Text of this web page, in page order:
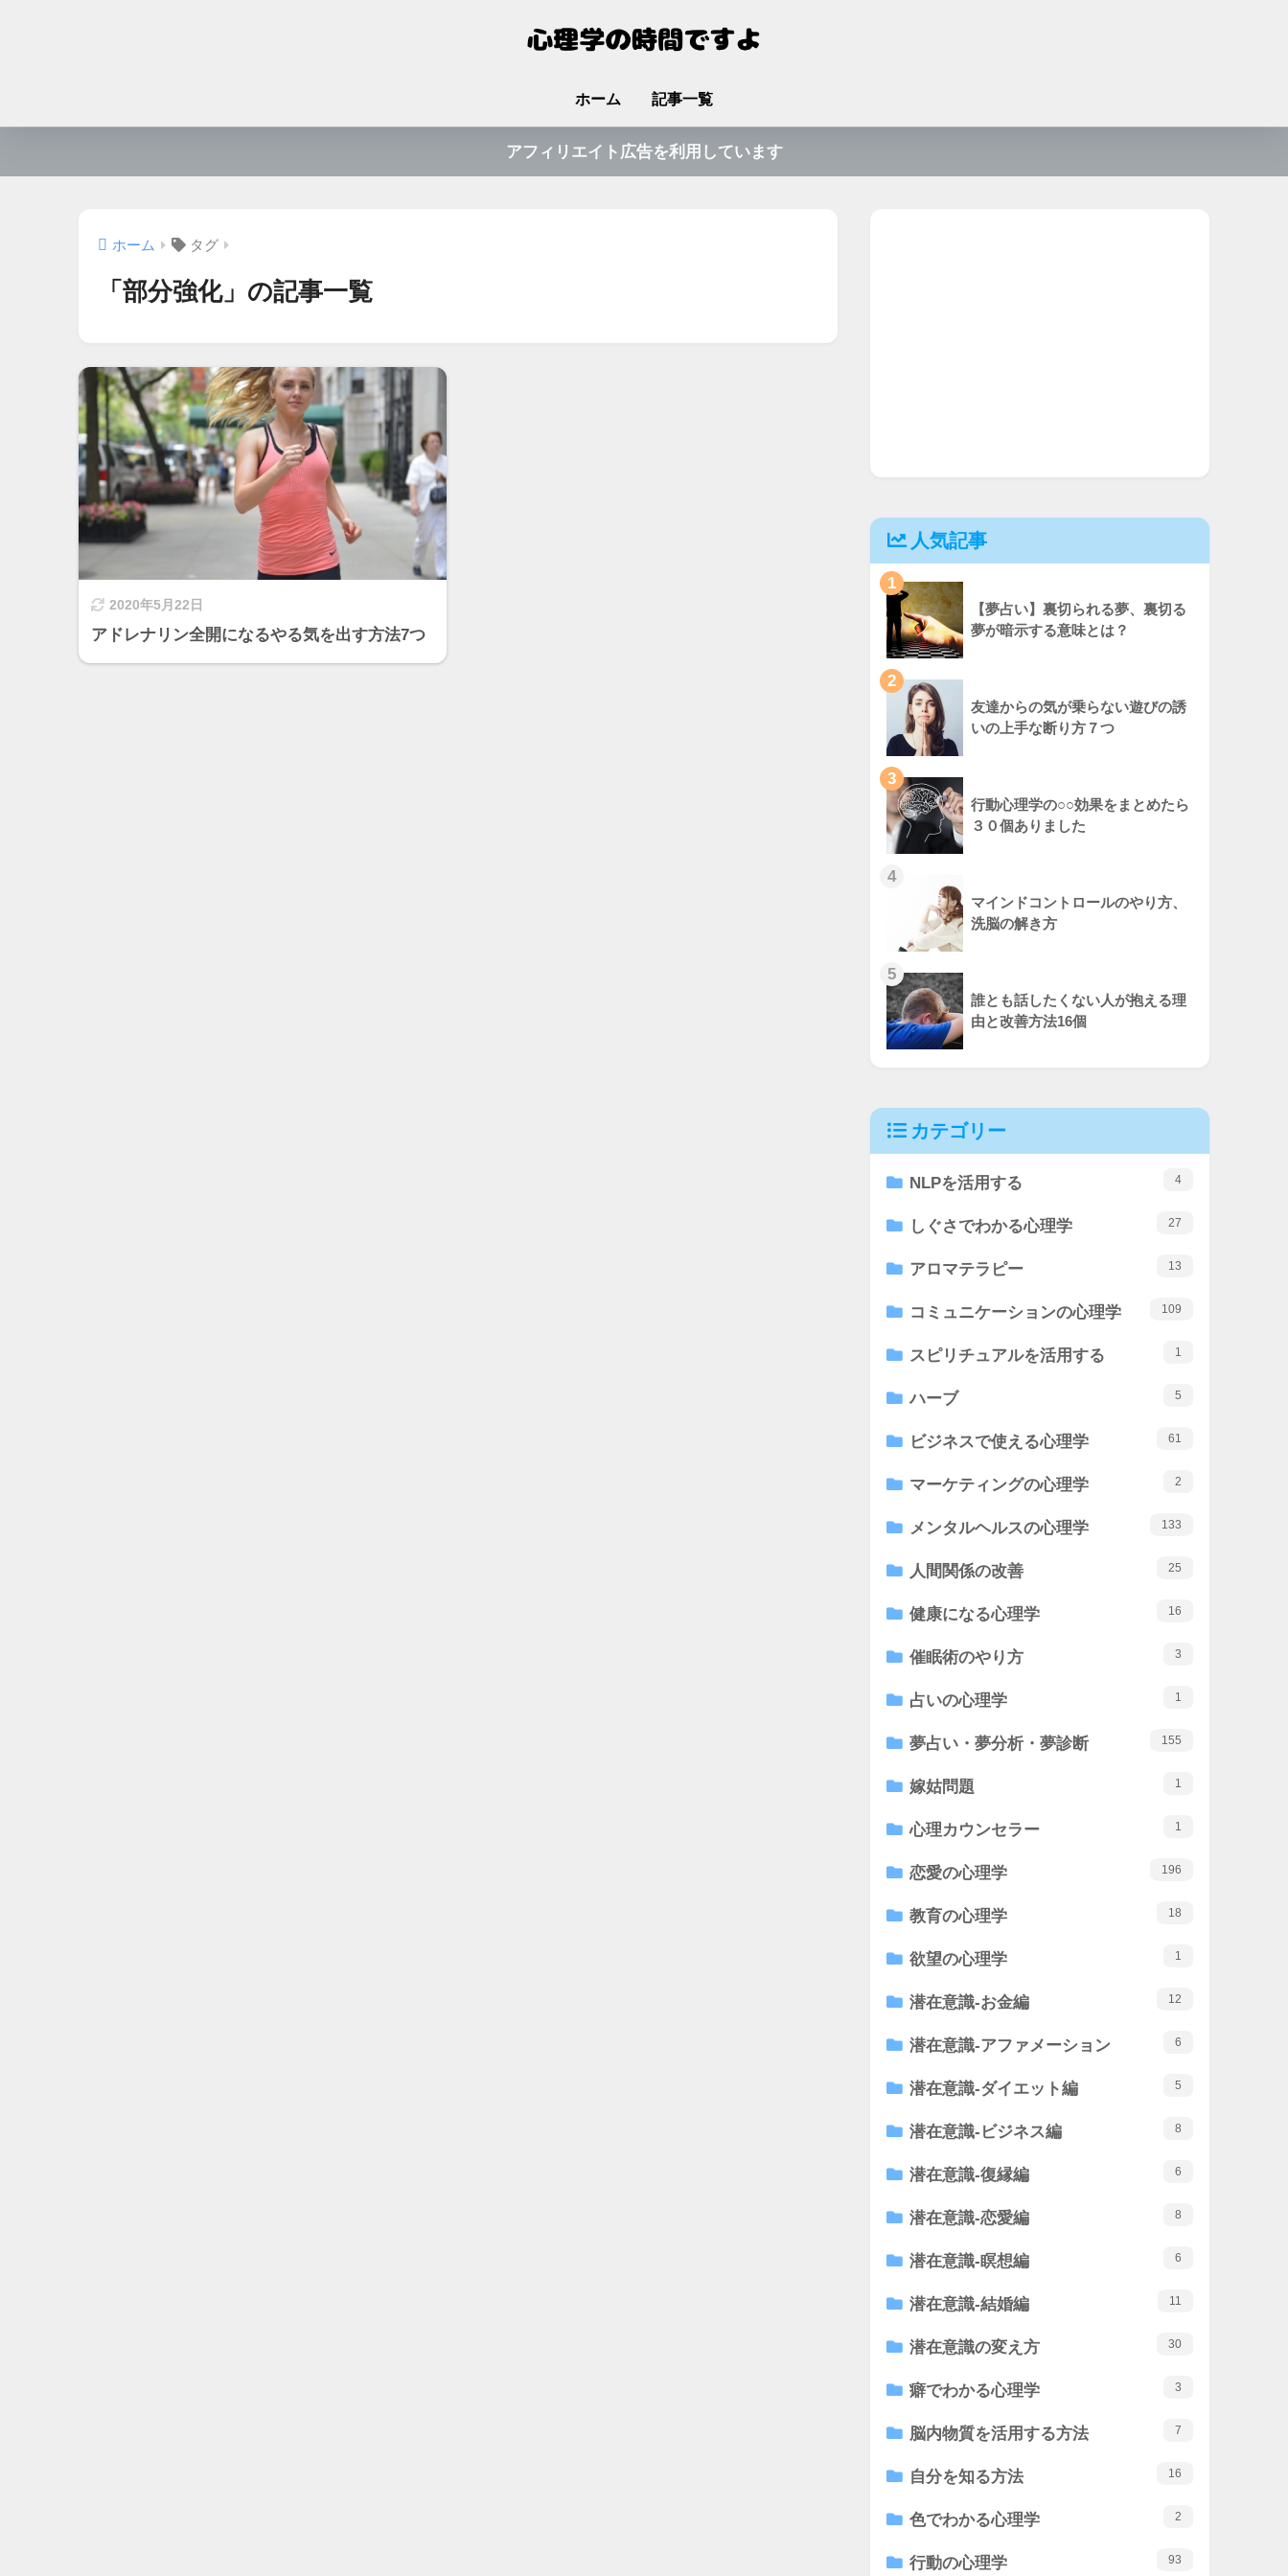
ホーム 記事一覧
アフィリエイト広告を利用しています
ホーム タグ
「部分強化」の記事一覧
2020年5月22日
アドレナリン全開になるやる気を出す方法7つ
人気記事
1
【夢占い】裏切られる夢、裏切る
夢が暗示する意味とは？
2
友達からの気が乗らない遊びの誘
いの上手な断り方７つ
3
行動心理学の○○効果をまとめたら
３０個ありました
4
マインドコントロールのやり方、
洗脳の解き方
5
誰とも話したくない人が抱える理
由と改善方法16個
カテゴリー
NLPを活用する 4
しぐさでわかる心理学 27
アロマテラピー 13
コミュニケーションの心理学 109
スピリチュアルを活用する 1
ハーブ 5
ビジネスで使える心理学 61
マーケティングの心理学 2
メンタルヘルスの心理学 133
人間関係の改善 25
健康になる心理学 16
催眠術のやり方 3
占いの心理学 1
夢占い・夢分析・夢診断 155
嫁姑問題 1
心理カウンセラー 1
恋愛の心理学 196
教育の心理学 18
欲望の心理学 1
潜在意識-お金編 12
潜在意識-アファメーション 6
潜在意識-ダイエット編 5
潜在意識-ビジネス編 8
潜在意識-復縁編 6
潜在意識-恋愛編 8
潜在意識-瞑想編 6
潜在意識-結婚編 11
潜在意識の変え方 30
癖でわかる心理学 3
脳内物質を活用する方法 7
自分を知る方法 16
色でわかる心理学 2
行動の心理学 93